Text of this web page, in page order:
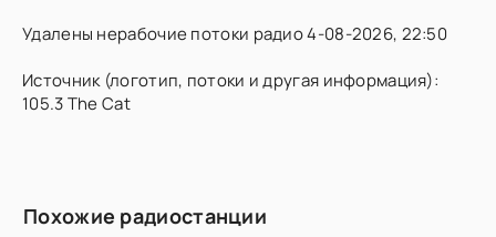
Удалены нерабочие потоки радио 4-08-2026, 22:50
Источник (логотип, потоки и другая информация):
105.3 The Cat
Похожие радиостанции